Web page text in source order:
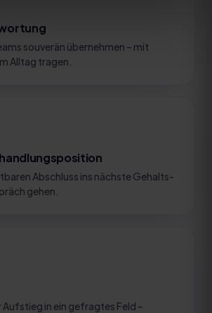
souverän übernehmen – mit
Alltag tragen.
Abschluss ins nächste Gehalts-
gehen.
Aufstieg in ein gefragtes Feld –